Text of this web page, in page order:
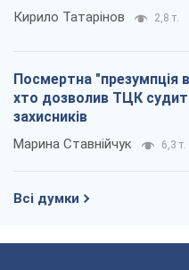
Кирило Татарінов 2,8 т.
Посмертна "презумпція
хто дозволив ТЦК
захисників
Марина Ставнійчук 6,3 т.
Всі думки